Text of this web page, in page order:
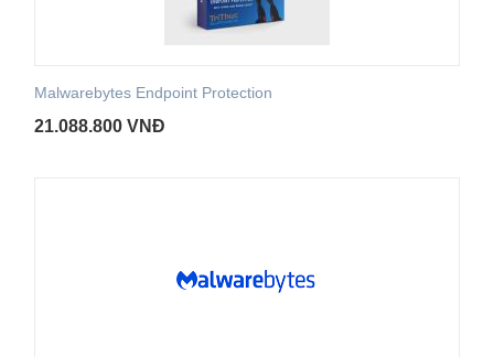
Malwarebytes Endpoint Protection
21.088.800 VNĐ